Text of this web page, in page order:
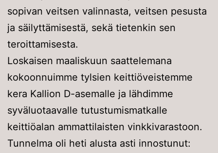
sopivan veitsen valinnasta, veitsen pesusta
ja säilyttämisestä, sekä tietenkin sen
teroittamisesta.
Loskaisen maaliskuun saattelemana
kokoonnuimme tylsien keittiöveistemme
kera Kallion D-asemalle ja lähdimme
syväluotaavalle tutustumismatkalle
keittiöalan ammattilaisten vinkkivarastoon.
Tunnelma oli heti alusta asti innostunut: